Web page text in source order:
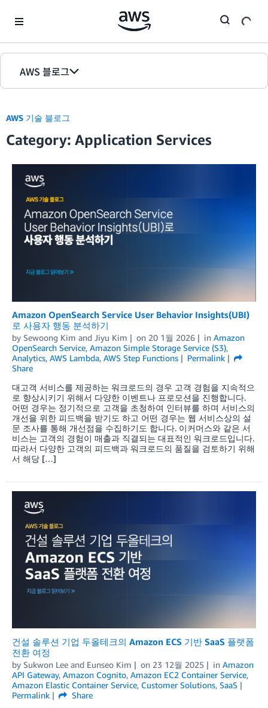
AWS 블로그
홈
에디션
AWS 기술 블로그
Category: Application Services
Amazon OpenSearch Service User Behavior Insights(UBI)
로 사용자 행동 분석하기
by Sewoong Kim and Jiyu Kim on 20 1월 2026 in Amazon
OpenSearch Service, Amazon Simple Storage Service (S3),
Analytics, AWS Lambda, AWS Step Functions
Permalink
Share
대고객 서비스를 제공하는 워크로드의 경우 고객 경험을 지속적으
로 향상시키기 위해서 다양한 이벤트나 프로모션을 진행합니다.
어떤 경우는 정기적으로 고객을 초청하여 인터뷰를 하며 서비스의
개선을 위한 피드백을 받기도 하고 어떤 경우는 웹 서비스상의 설
문 조사를 통해 개선점을 수집하기도 합니다. 이커머스와 같은 서
비스는 고객의 경험이 매출과 직결되는 대표적인 워크로드입니다.
따라서 다양한 고객의 피드백과 워크로드의 품질을 검토하기 위해
서 해당 […]
건설 솔루션 기업 두올테크의 Amazon ECS 기반 SaaS 플랫폼
전환 여정
by Sukwon Lee and Eunseo Kim on 23 12월 2025 in Amazon
API Gateway, Amazon Cognito, Amazon EC2 Container Service,
Amazon Elastic Container Service, Customer Solutions, SaaS
Permalink
Share